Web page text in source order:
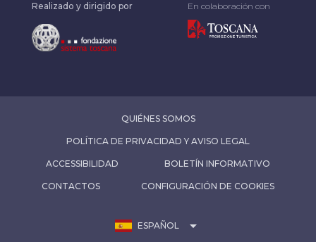
Realizado y dirigido por En colaboración con
QUIÉNES SOMOS
POLÍTICA DE PRIVACIDAD Y AVISO LEGAL
ACCESSIBILIDAD BOLETÍN INFORMATIVO
CONTACTOS CONFIGURACIÓN DE COOKIES
ESPAÑOL arrow_drop_down